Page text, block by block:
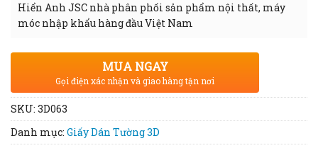
Hiển Anh JSC nhà phân phối sản phẩm nội thất, máy
móc nhập khẩu hàng đầu Việt Nam
MUA NGAY
Gọi điện xác nhận và giao hàng tận nơi
SKU: 3D063
Danh mục: Giấy Dán Tường 3D